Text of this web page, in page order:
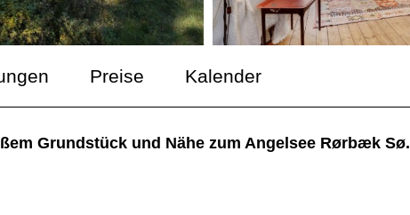
Preise Kalender
Grundstück und Nähe zum Angelsee Rørbæk Sø.